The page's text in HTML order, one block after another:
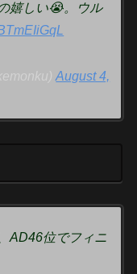
嬉しい😭。ウル
August 4,
AD46位でフィニ